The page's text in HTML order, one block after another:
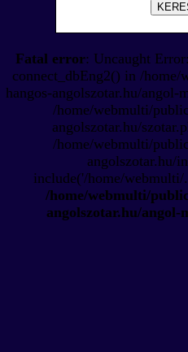
Fatal error: Uncaught
connect_dbEng2() in /
hangos-angolszotar.hu/angol-
/home/webmulti/
angolszotar.hu/
/home/webmulti/
angolszotar.hu/
include('/home/
/home/webmulti/
angolszotar.hu/angol-